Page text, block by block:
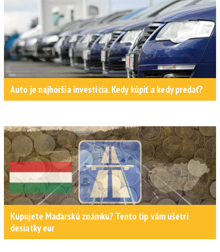
Auto je najhoršia investícia. Kedy kúpiť a kedy predať?
Kupujete Maďarskú známku? Tento tip vám ušetrí
desiatky eur